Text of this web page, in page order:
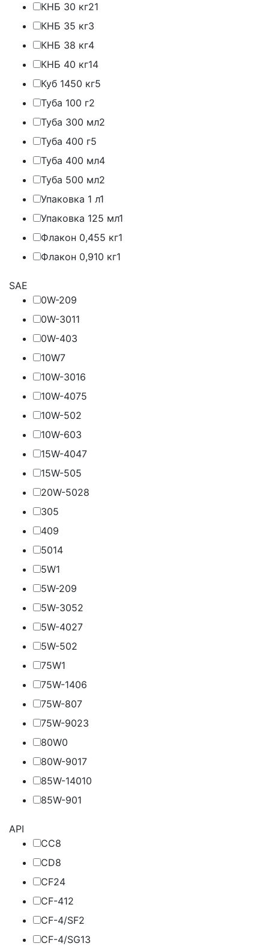
КНБ 30 кг21
КНБ 35 кг3
КНБ 38 кг4
КНБ 40 кг14
Куб 1450 кг5
Туба 100 г2
Туба 300 мл2
Туба 400 г5
Туба 400 мл4
Туба 500 мл2
Упаковка 1 л1
Упаковка 125 мл1
Флакон 0,455 кг1
Флакон 0,910 кг1
SAE
0W-209
0W-3011
0W-403
10W7
10W-3016
10W-4075
10W-502
10W-603
15W-4047
15W-505
20W-5028
305
409
5014
5W1
5W-209
5W-3052
5W-4027
5W-502
75W1
75W-1406
75W-807
75W-9023
80W0
80W-9017
85W-14010
85W-901
API
CC8
CD8
CF24
CF-412
CF-4/SF2
CF-4/SG13